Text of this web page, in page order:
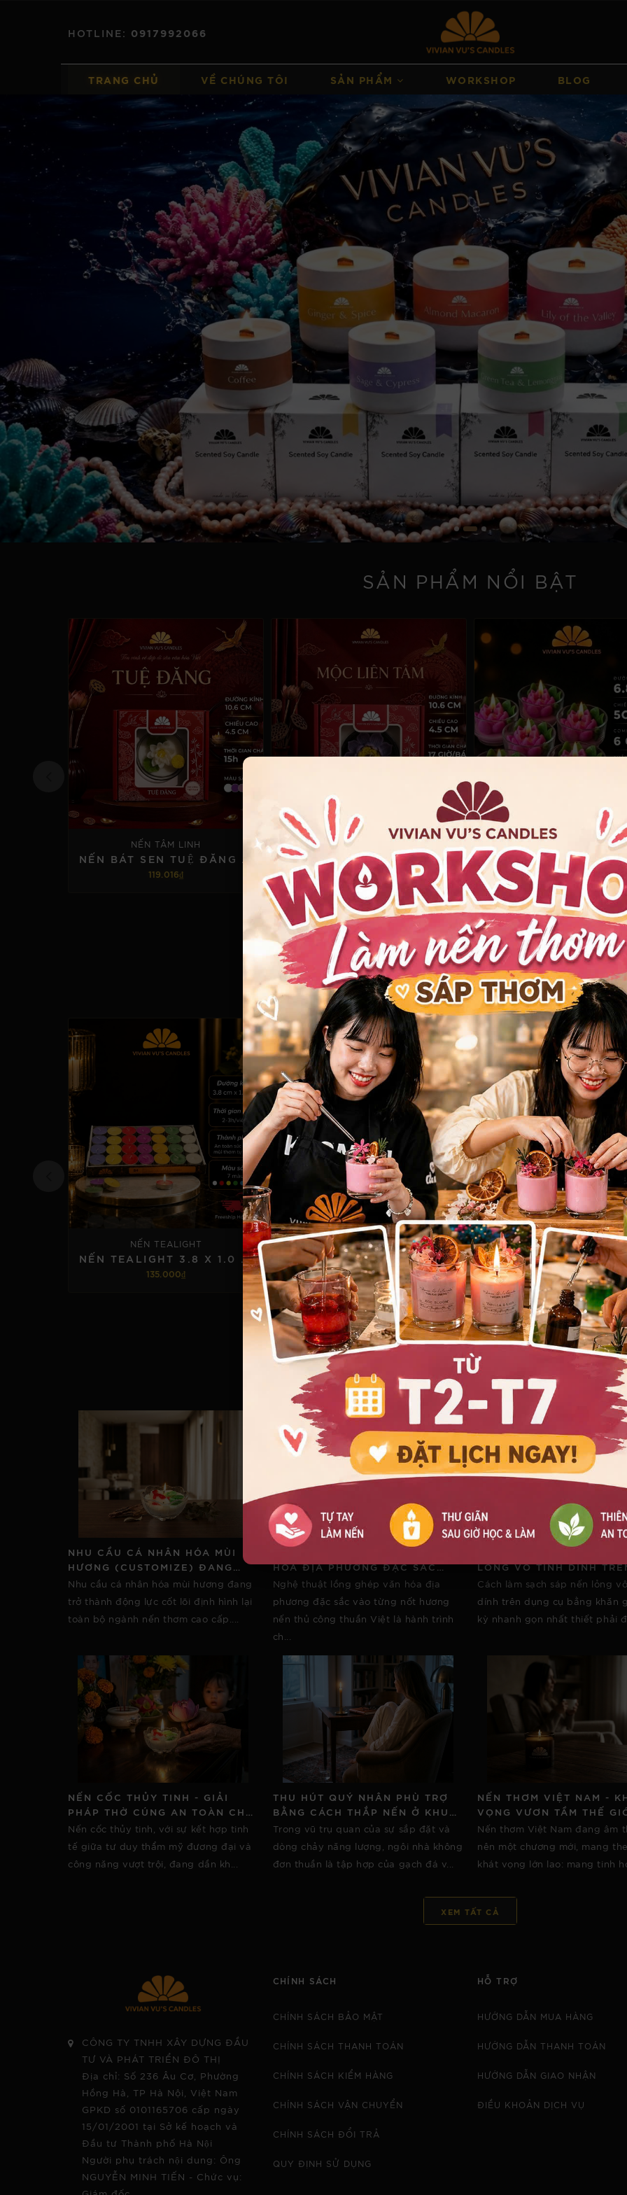
HOTLINE: 0917992066
TRANG CHỦ VỀ CHÚNG TÔI SẢN PHẨM WORKSHOP BLOG
SẢN PHẨM NỔI BẬT
NẾN TÂM LINH
NẾN BÁT SEN TUỆ ĐĂNG ( 1 BÁT)
119.016₫
NẾN TÂM LINH
NẾN MỘC LIÊN TÂM ( 1 BÁT)
135.000₫
TÙY CHỌN
299.160₫
TÙY CHỌN
XEM TẤT CẢ . SẢN PHẨM NỔI BẬT
SẢN PHẨM BÁN CHẠY
NẾN TEALIGHT
NẾN TEALIGHT 3.8 X 1.0 HỘP 84V RÓT 7 MÀU
135.000₫
NẾN TEALIGHT
HỘP TEALIGHT ÉP HOA 100 VIÊN ( 3.8 X 1.0)
151.200₫
TÙY CHỌN
NẾN TEALIGHT
162.000₫
TÙY CHỌN
XEM TẤT CẢ . SẢN PHẨM BÁN CHẠY
BLOG
NHU CẦU CÁ NHÂN HÓA MÙI
HƯƠNG (CUSTOMIZE) ĐANG
ĐỊNH HÌNH LẠI XU HƯỚNG CỦA
TOÀN BỘ NGÀNH NẾN
Nhu cầu cá nhân hóa mùi hương đang
trở thành động lực cốt lõi định hình lại
toàn bộ ngành nến thơm cao cấp....
NGHỆ THUẬT LỒNG GHÉP VĂN
HÓA ĐỊA PHƯƠNG ĐẶC SẮC
VÀO TỪNG NỐT HƯƠNG NẾN
THỦ CÔNG THUẦN VIỆT
Nghệ thuật lồng ghép văn hóa địa
phương đặc sắc vào từng nốt hương
nến thủ công thuần Việt là hành trình
ch...
LỎNG VÔ TÌNH DÍNH
DỤNG CỤ BẰNG KHĂN
CỰC KỲ NHANH GỌN
Cách làm sạch sáp nến lỏng
dính trên dụng cụ bằng khăn
kỳ nhanh gọn nhất thiết phải
NẾN CỐC THỦY TINH - GIẢI
PHÁP THỜ CÚNG AN TOÀN CHO
GIA ĐÌNH CÓ NGƯỜI GIÀ TRẺ
NHỎ
Nến cốc thủy tinh, với sự kết hợp tinh
tế giữa tư duy thẩm mỹ đương đại và
công năng vượt trội, đang dần kh...
THU HÚT QUÝ NHÂN PHÙ TRỢ
BẰNG CÁCH THẮP NẾN Ở KHU
VỰC TÂY BẮC NGÔI NHÀ
Trong vũ trụ quan của sự sắp đặt và
dòng chảy năng lượng, ngôi nhà không
đơn thuần là tập hợp của gạch đá v...
NẾN THƠM VIỆT NAM -
VỌNG VƯƠN TẦM THẾ
CHẤT LƯỢNG VÀ MÙI
Nến thơm Việt Nam đang âm
nên một chương mới, mang
khát vọng lớn lao: mang tinh
XEM TẤT CẢ
CÔNG TY TNHH XÂY DỰNG ĐẦU
TƯ VÀ PHÁT TRIỂN ĐÔ THỊ
Địa chỉ: Số 236 Âu Cơ, Phường
Hồng Hà, TP Hà Nội, Việt Nam
GPKD số 0101165706 cấp ngày
15/01/2001 tại Sở kế hoạch và
Đầu tư Thành phố Hà Nội
Người phụ trách nội dung: Ông
NGUYỄN MINH TIẾN - Chức vụ:
CHÍNH SÁCH
CHÍNH SÁCH BẢO MẬT
CHÍNH SÁCH THANH TOÁN
CHÍNH SÁCH KIỂM HÀNG
CHÍNH SÁCH VẬN CHUYỂN
CHÍNH SÁCH ĐỔI TRẢ
QUY ĐỊNH SỬ DỤNG
HỖ TRỢ
HƯỚNG DẪN MUA HÀNG
HƯỚNG DẪN THANH TOÁN
HƯỚNG DẪN GIAO NHẬN
ĐIỀU KHOẢN DỊCH VỤ